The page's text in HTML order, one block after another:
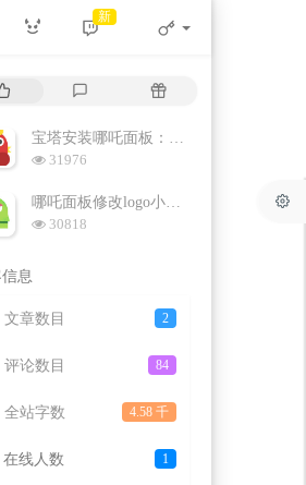
杰尼 新
章
评
随
宝塔安装哪吒面板：一款便携的小鸡监控面板
浏
次
数:
31976
哪吒面板修改logo小图标等信息
浏
30818
息
2
文章数目
84
评论数目
4.58 千
全站字数
1
在线人数